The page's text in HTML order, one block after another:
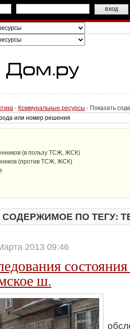
Коммунальные ресурсы Показать
(в пользу ТСЖ, ЖСК)
(против ТСЖ, ЖСК)
СОДЕРЖИМОЕ ПО ТЕГУ:
2013 09:46
ш.